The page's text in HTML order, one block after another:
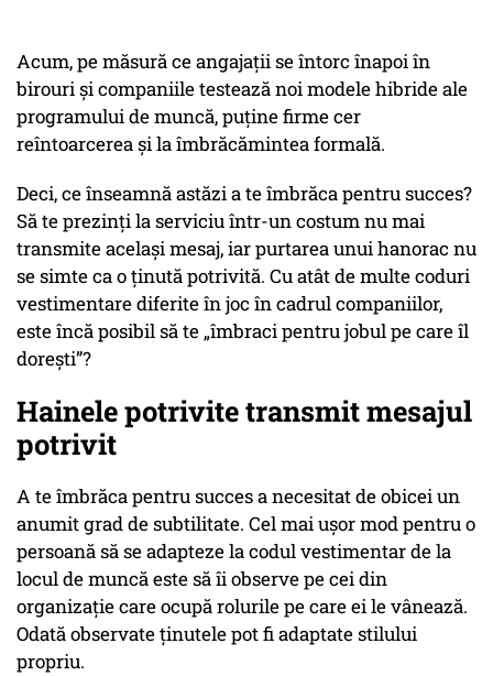
Acum, pe măsură ce angajații se întorc înapoi în
birouri și companiile testează noi modele hibride ale
programului de muncă, puține firme cer
reîntoarcerea și la îmbrăcămintea formală.
Deci, ce înseamnă astăzi a te îmbrăca pentru succes?
Să te prezinți la serviciu într-un costum nu mai
transmite același mesaj, iar purtarea unui hanorac nu
se simte ca o ținută potrivită. Cu atât de multe coduri
vestimentare diferite în joc în cadrul companiilor,
este încă posibil să te „îmbraci pentru jobul pe care îl
dorești”?
Hainele potrivite transmit mesajul
potrivit
A te îmbrăca pentru succes a necesitat de obicei un
anumit grad de subtilitate. Cel mai ușor mod pentru o
persoană să se adapteze la codul vestimentar de la
locul de muncă este să îi observe pe cei din
organizație care ocupă rolurile pe care ei le vânează.
Odată observate ținutele pot fi adaptate stilului
propriu.